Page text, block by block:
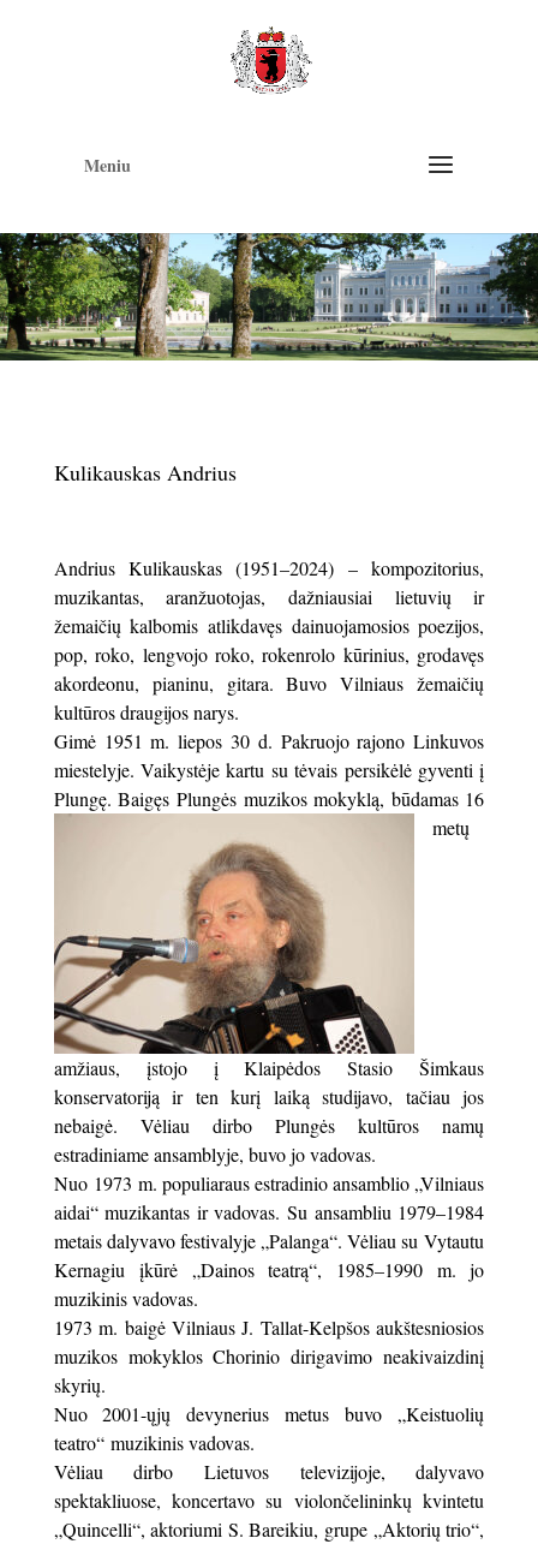
Meniu
Kulikauskas Andrius
Andrius Kulikauskas (1951–2024) – kompozitorius,
muzikantas, aranžuotojas, dažniausiai lietuvių ir
žemaičių kalbomis atlikdavęs dainuojamosios poezijos,
pop, roko, lengvojo roko, rokenrolo kūrinius, grodavęs
akordeonu, pianinu, gitara. Buvo Vilniaus žemaičių
kultūros draugijos narys.
Gimė 1951 m. liepos 30 d. Pakruojo rajono Linkuvos
miestelyje. Vaikystėje kartu su tėvais persikėlė gyventi į
Plungę. Baigęs Plungės muzikos mokyklą, būdamas 16
metų
amžiaus, įstojo į Klaipėdos Stasio Šimkaus
konservatoriją ir ten kurį laiką studijavo, tačiau jos
nebaigė. Vėliau dirbo Plungės kultūros namų
estradiniame ansamblyje, buvo jo vadovas.
Nuo 1973 m. populiaraus estradinio ansamblio „Vilniaus
aidai“ muzikantas ir vadovas. Su ansambliu 1979–1984
metais dalyvavo festivalyje „Palanga“. Vėliau su Vytautu
Kernagiu įkūrė „Dainos teatrą“, 1985–1990 m. jo
muzikinis vadovas.
1973 m. baigė Vilniaus J. Tallat-Kelpšos aukštesniosios
muzikos mokyklos Chorinio dirigavimo neakivaizdinį
skyrių.
Nuo 2001-ųjų devynerius metus buvo „Keistuolių
teatro“ muzikinis vadovas.
Vėliau dirbo Lietuvos televizijoje, dalyvavo
spektakliuose, koncertavo su violončelininkų kvintetu
„Quincelli“, aktoriumi S. Bareikiu, grupe „Aktorių trio“,